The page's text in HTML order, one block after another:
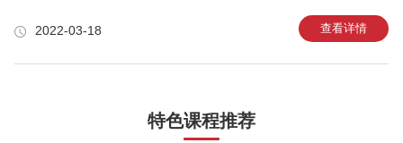
目的描述和研究方向都是非常宽泛的解释，并不能够直接被用作自己最终论文
的题目。 题目不够具体化，导致写作泛泛而谈，最终也会导致整个写作的过程
道：Research Title 在选题方面，大家应该首先把老师给到的题目不断地具体
2022-03-18 查看详情
特色课程推荐